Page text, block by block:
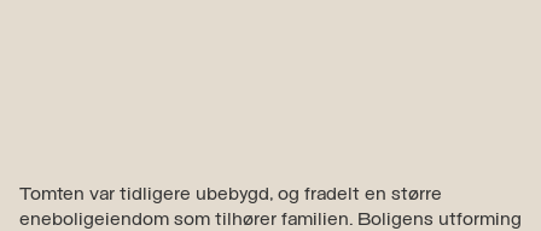
Tomten var tidligere ubebygd, og fradelt en større
eneboligeiendom som tilhører familien. Boligens utforming